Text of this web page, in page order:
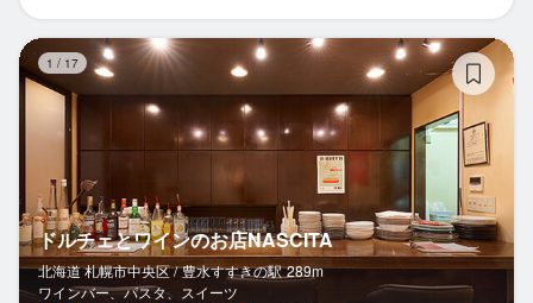
1 / 17
ドルチェとワインのお店NASCITA
北海道 札幌市中央区 / 豊水すすきの駅 289m
ワインバー、パスタ、スイーツ